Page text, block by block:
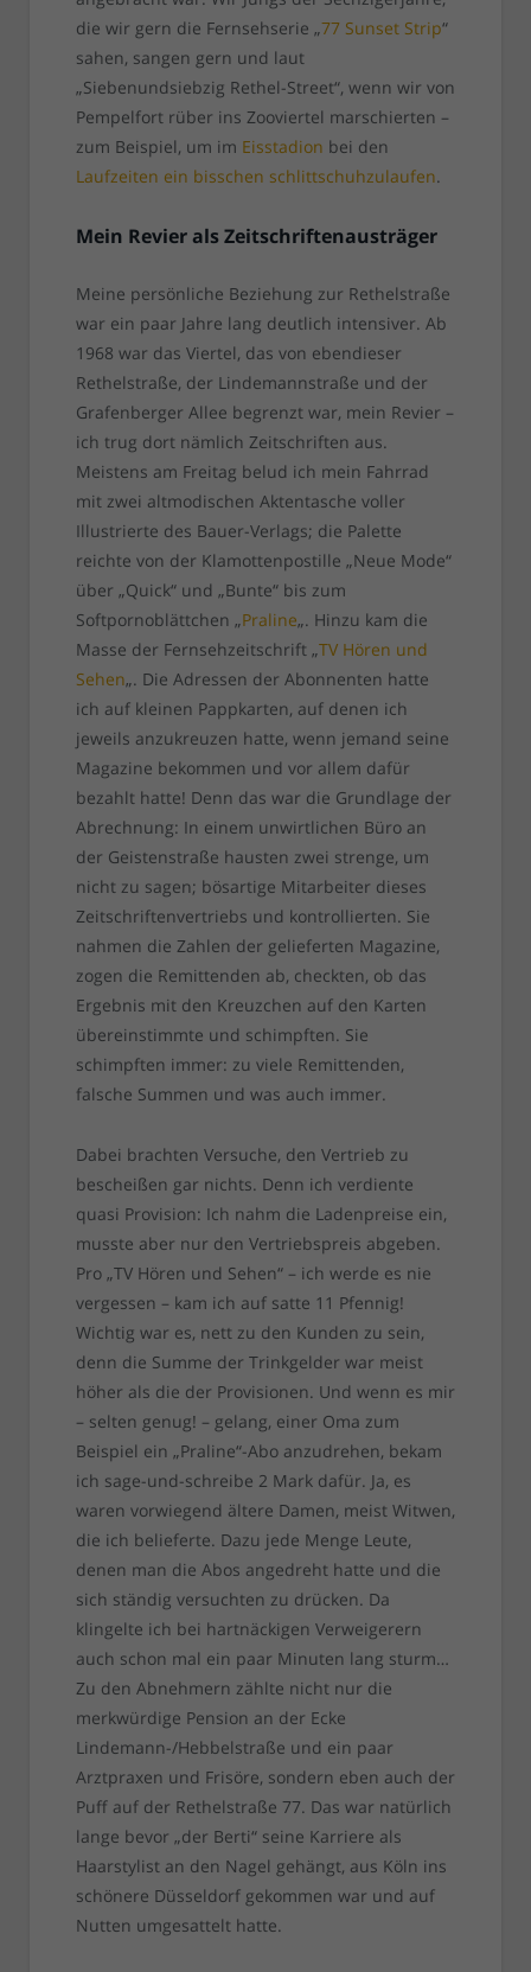
die wir gern die Fernsehserie „77 Sunset Strip“
sahen, sangen gern und laut
„Siebenundsiebzig Rethel-Street“, wenn wir von
Pempelfort rüber ins Zooviertel marschierten –
zum Beispiel, um im Eisstadion bei den
Laufzeiten ein bisschen schlittschuhzulaufen.
Mein Revier als Zeitschriftenausträger
Meine persönliche Beziehung zur Rethelstraße
war ein paar Jahre lang deutlich intensiver. Ab
1968 war das Viertel, das von ebendieser
Rethelstraße, der Lindemannstraße und der
Grafenberger Allee begrenzt war, mein Revier –
ich trug dort nämlich Zeitschriften aus.
Meistens am Freitag belud ich mein Fahrrad
mit zwei altmodischen Aktentasche voller
Illustrierte des Bauer-Verlags; die Palette
reichte von der Klamottenpostille „Neue Mode“
über „Quick“ und „Bunte“ bis zum
Softpornoblättchen „Praline„. Hinzu kam die
Masse der Fernsehzeitschrift „TV Hören und
Sehen„. Die Adressen der Abonnenten hatte
ich auf kleinen Pappkarten, auf denen ich
jeweils anzukreuzen hatte, wenn jemand seine
Magazine bekommen und vor allem dafür
bezahlt hatte! Denn das war die Grundlage der
Abrechnung: In einem unwirtlichen Büro an
der Geistenstraße hausten zwei strenge, um
nicht zu sagen; bösartige Mitarbeiter dieses
Zeitschriftenvertriebs und kontrollierten. Sie
nahmen die Zahlen der gelieferten Magazine,
zogen die Remittenden ab, checkten, ob das
Ergebnis mit den Kreuzchen auf den Karten
übereinstimmte und schimpften. Sie
schimpften immer: zu viele Remittenden,
falsche Summen und was auch immer.
Dabei brachten Versuche, den Vertrieb zu
bescheißen gar nichts. Denn ich verdiente
quasi Provision: Ich nahm die Ladenpreise ein,
musste aber nur den Vertriebspreis abgeben.
Pro „TV Hören und Sehen“ – ich werde es nie
vergessen – kam ich auf satte 11 Pfennig!
Wichtig war es, nett zu den Kunden zu sein,
denn die Summe der Trinkgelder war meist
höher als die der Provisionen. Und wenn es mir
– selten genug! – gelang, einer Oma zum
Beispiel ein „Praline“-Abo anzudrehen, bekam
ich sage-und-schreibe 2 Mark dafür. Ja, es
waren vorwiegend ältere Damen, meist Witwen,
die ich belieferte. Dazu jede Menge Leute,
denen man die Abos angedreht hatte und die
sich ständig versuchten zu drücken. Da
klingelte ich bei hartnäckigen Verweigerern
auch schon mal ein paar Minuten lang sturm…
Zu den Abnehmern zählte nicht nur die
merkwürdige Pension an der Ecke
Lindemann-/Hebbelstraße und ein paar
Arztpraxen und Frisöre, sondern eben auch der
Puff auf der Rethelstraße 77. Das war natürlich
lange bevor „der Berti“ seine Karriere als
Haarstylist an den Nagel gehängt, aus Köln ins
schönere Düsseldorf gekommen war und auf
Nutten umgesattelt hatte.